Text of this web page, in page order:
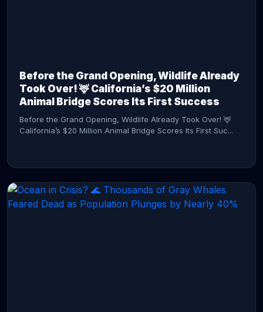
Before the Grand Opening, Wildlife Already
Took Over! 🦌 California’s $20 Million
Animal Bridge Scores Its First Success
Before the Grand Opening, Wildlife Already Took Over! 🦌
California’s $20 Million Animal Bridge Scores Its First Suc...